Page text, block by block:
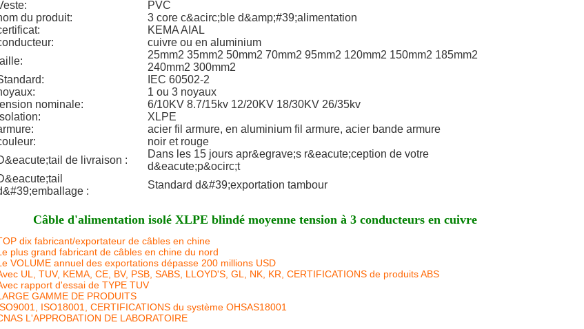
PVC
du produit:
3 core c&acirc;ble d&amp;#39;alimentation
KEMA AIAL
cuivre ou en aluminium
25mm2 35mm2 50mm2 70mm2 95mm2 120mm2 150mm2 185mm2
240mm2 300mm2
IEC 60502-2
1 ou 3 noyaux
nominale:
6/10KV 8.7/15kv 12/20KV 18/30KV 26/35kv
XLPE
acier fil armure, en aluminium fil armure, acier bande armure
noir et rouge
de livraison :
Dans les 15 jours apr&egrave;s r&eacute;ception de votre
d&eacute;p&ocirc;t
:
Standard d&#39;exportation tambour
Câble d'alimentation isolé XLPE blindé moyenne tension à 3 conducteurs en cuivre
dix fabricant/exportateur de câbles en chine
plus grand fabricant de câbles en chine du nord
VOLUME annuel des exportations dépasse 200 millions USD
UL, TUV, KEMA, CE, BV, PSB, SABS, LLOYD'S, GL, NK, KR, CERTIFICATIONS de produits ABS
rapport d'essai de TYPE TUV
GAMME DE PRODUITS
ISO18001, CERTIFICATIONS du système OHSAS18001
L'APPROBATION DE LABORATOIRE